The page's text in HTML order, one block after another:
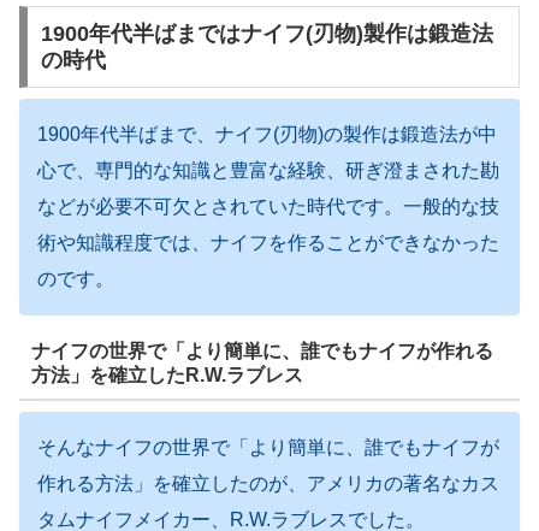
1900年代半ばまではナイフ(刃物)製作は鍛造法
の時代
1900年代半ばまで、ナイフ(刃物)の製作は鍛造法が中
心で、専門的な知識と豊富な経験、研ぎ澄まされた勘
などが必要不可欠とされていた時代です。一般的な技
術や知識程度では、ナイフを作ることができなかった
のです。
ナイフの世界で「より簡単に、誰でもナイフが作れる
方法」を確立したR.W.ラブレス
そんなナイフの世界で「より簡単に、誰でもナイフが
作れる方法」を確立したのが、アメリカの著名なカス
タムナイフメイカー、R.W.ラブレスでした。